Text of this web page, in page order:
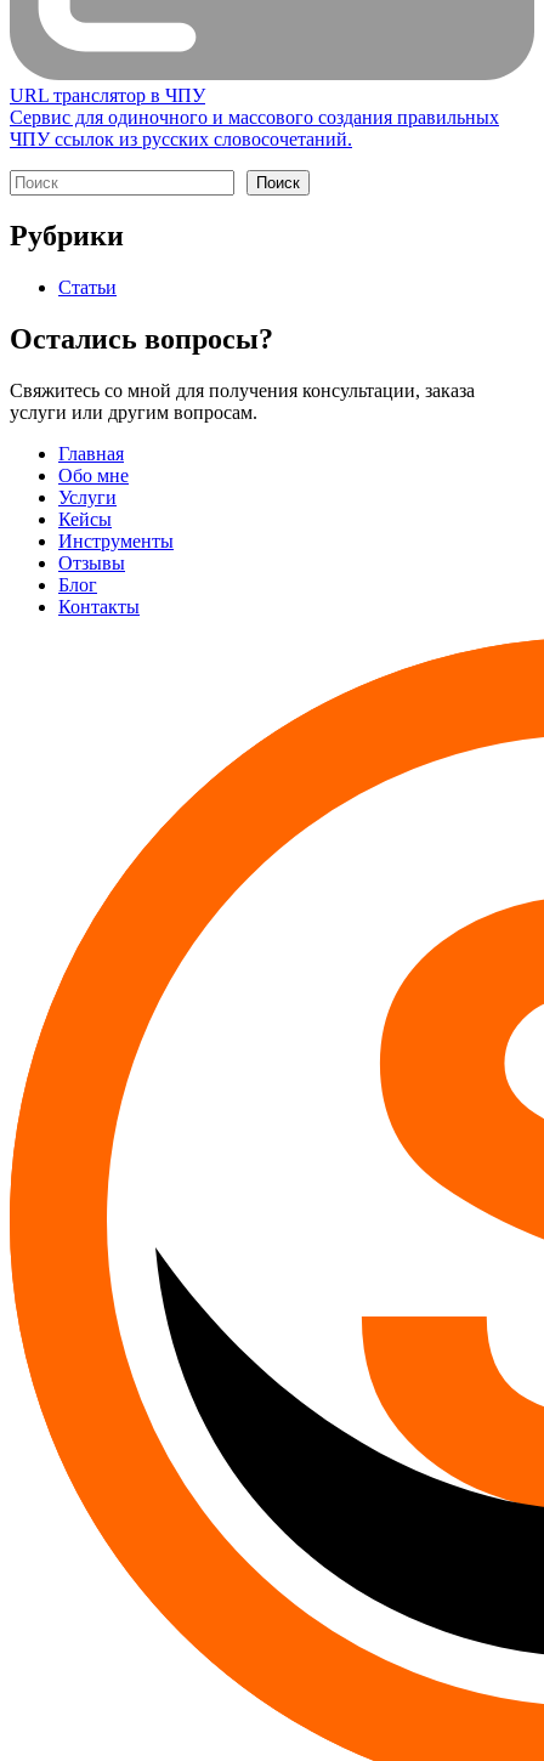
URL транслятор в ЧПУ
Сервис для одиночного и массового создания правильных
ЧПУ ссылок из русских словосочетаний.
Поиск
Поиск
Рубрики
Статьи
Остались вопросы?
Свяжитесь со мной для получения консультации, заказа
услуги или другим вопросам.
Главная
Обо мне
Услуги
Кейсы
Инструменты
Отзывы
Блог
Контакты